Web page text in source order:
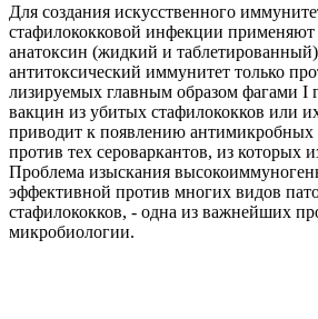
Для создания искусственного
стафилококковой инфекции применяют
анатоксин (жидкий и
антитоксический иммунитет только
лизируемых главным образом фагами
вакцин из убитых стафилококков или
приводит к появлению антимикробных
против тех сероваркантов, из которых
Проблема изыскания
эффективной против многих видов
стафилококков, - одна из важнейших
микробиологии.